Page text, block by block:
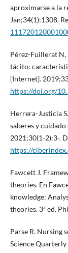
aproximarse a la
Jan;34(1):1308.
Pérez-Fuillerat N,
tácito:
[Internet].
https://doi.org/
Herrera-Justicia
saberes y
2021;30(1-2):3-.
https://
Fawcett J.
theories. En
knowledge:
theories. 3ª ed.
Parse R. Nursing
Science